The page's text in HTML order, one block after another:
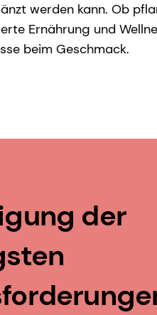
werden kann. Ob
Ernährung und
beim Geschmack.
der